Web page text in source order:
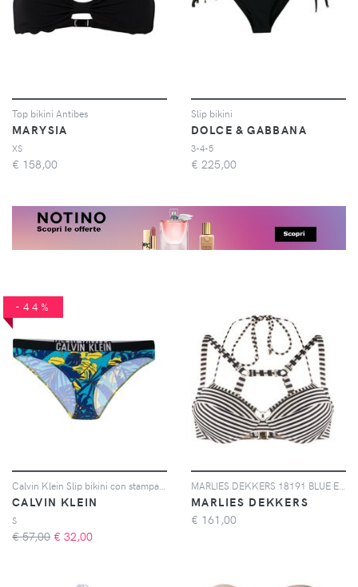
Top bikini Antibes
MARYSIA
XS
€ 158,00
Slip bikini
DOLCE & GABBANA
3-4-5
€ 225,00
-44%
CALVIN KLEIN
S
€ 57,00 € 32,00
MARLIES DEKKERS
€ 161,00